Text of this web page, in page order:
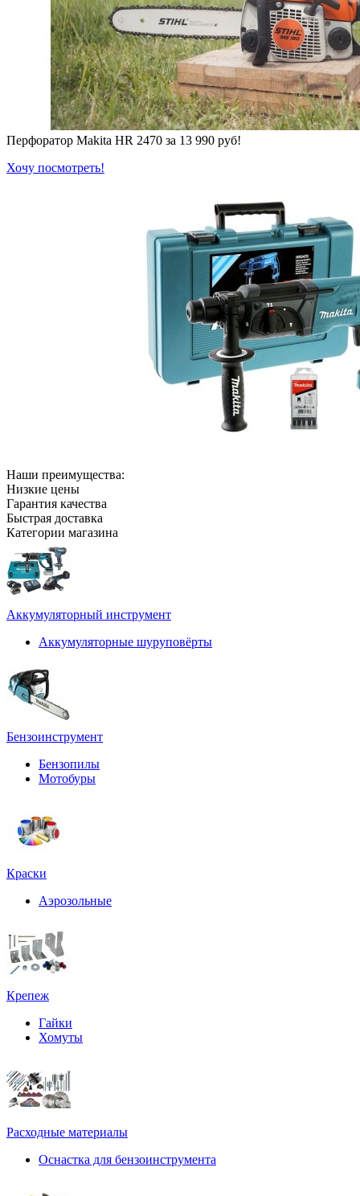
Перфоратор Makita HR 2470 за 13 990 руб!
Хочу посмотреть!
Наши преимущества:
Низкие цены
Гарантия качества
Быстрая доставка
Категории магазина
Аккумуляторный инструмент
Аккумуляторные шуруповёрты
Бензоинструмент
Бензопилы
Мотобуры
Краски
Аэрозольные
Крепеж
Гайки
Хомуты
Расходные материалы
Оснастка для бензоинструмента